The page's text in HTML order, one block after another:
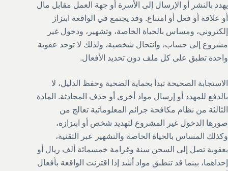
يهدد بالنشر أو الإرسال إلى الأسرة أو جهة العمل مقابل مال
أو علاقة أو فعل أو امتناع. وقد يجتمع في الواقعة ابتزاز
إلكتروني، ومساس بالحياة الخاصة، وتشهير، ودخول غير
مشروع إلى حساب، وانتحال شخصية، ولذلك لا توجد عقوبة
واحدة تطبق على كل ملف دون تحديد الأفعال.
الاستجابة الصحيحة تبدأ بحماية الضحية وحفظ الدليل، لا
بالدفع للمهدد أو إرسال مواد أخرى أو حذف المحادثة. المادة
الثالثة من نظام مكافحة جرائم المعلوماتية تعالج من
صورها الدخول غير المشروع لتهديد شخص أو ابتزازه،
وكذلك المساس بالحياة الخاصة والتشهير عبر التقنية،
بعقوبة تصل إلى السجن سنة وغرامة خمسمائة ألف ريال أو
إحداهما، بينما قد تنطبق مواد أشد إذا اقترنت الواقعة بأفعال